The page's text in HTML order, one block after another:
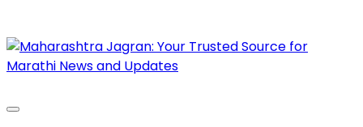
Maharashtra Jagran : Your Trusted Companion